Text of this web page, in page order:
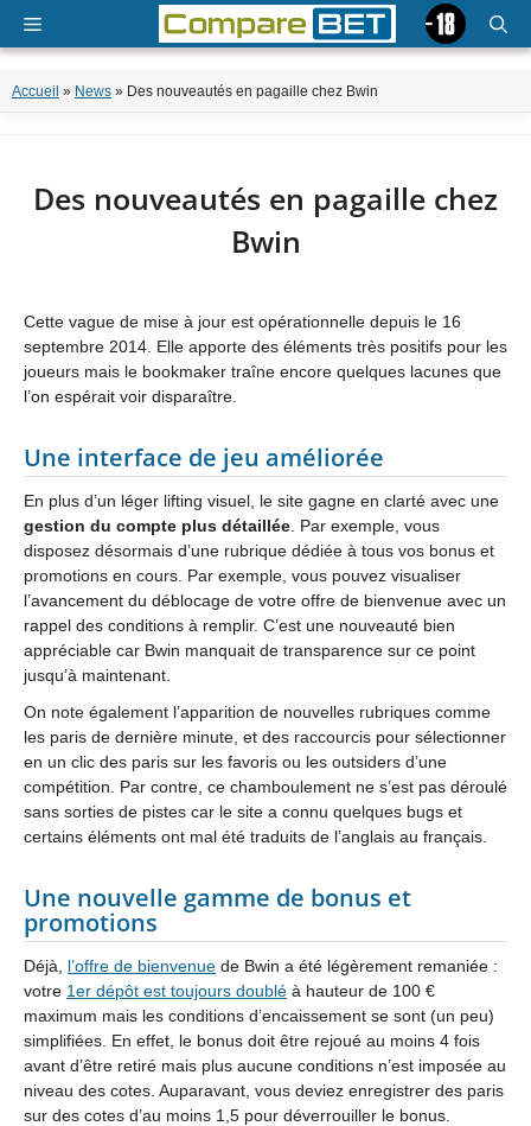
contenu
Menu
Accueil » News » Des nouveautés en pagaille chez Bwin
Des nouveautés en pagaille chez
Bwin
Cette vague de mise à jour est opérationnelle depuis le 16
septembre 2014. Elle apporte des éléments très positifs pour les
joueurs mais le bookmaker traîne encore quelques lacunes que
l’on espérait voir disparaître.
Une interface de jeu améliorée
En plus d’un léger lifting visuel, le site gagne en clarté avec une
gestion du compte plus détaillée . Par exemple, vous
disposez désormais d’une rubrique dédiée à tous vos bonus et
promotions en cours. Par exemple, vous pouvez visualiser
l’avancement du déblocage de votre offre de bienvenue avec un
rappel des conditions à remplir. C’est une nouveauté bien
appréciable car Bwin manquait de transparence sur ce point
jusqu’à maintenant.
On note également l’apparition de nouvelles rubriques comme
les paris de dernière minute, et des raccourcis pour sélectionner
en un clic des paris sur les favoris ou les outsiders d’une
compétition. Par contre, ce chamboulement ne s’est pas déroulé
sans sorties de pistes car le site a connu quelques bugs et
certains éléments ont mal été traduits de l’anglais au français.
Une nouvelle gamme de bonus et
promotions
Déjà, l’offre de bienvenue de Bwin a été légèrement remaniée :
votre 1er dépôt est toujours doublé à hauteur de 100 €
maximum mais les conditions d’encaissement se sont (un peu)
simplifiées. En effet, le bonus doit être rejoué au moins 4 fois
avant d’être retiré mais plus aucune conditions n’est imposée au
niveau des cotes. Auparavant, vous deviez enregistrer des paris
sur des cotes d’au moins 1,5 pour déverrouiller le bonus.